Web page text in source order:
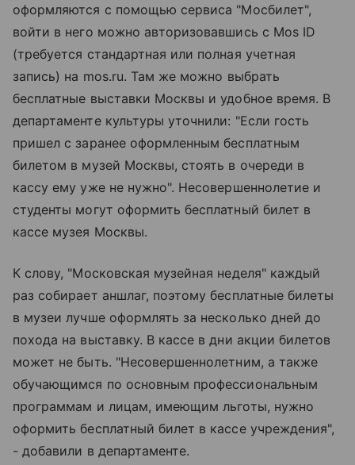
оформляются с помощью сервиса "Мосбилет",
войти в него можно авторизовавшись с Mos ID
(требуется стандартная или полная учетная
запись) на mos.ru. Там же можно выбрать
бесплатные выставки Москвы и удобное время. В
департаменте культуры уточнили: "Если гость
пришел с заранее оформленным бесплатным
билетом в музей Москвы, стоять в очереди в
кассу ему уже не нужно". Несовершеннолетие и
студенты могут оформить бесплатный билет в
кассе музея Москвы.
К слову, "Московская музейная неделя" каждый
раз собирает аншлаг, поэтому бесплатные билеты
в музеи лучше оформлять за несколько дней до
похода на выставку. В кассе в дни акции билетов
может не быть. "Несовершеннолетним, а также
обучающимся по основным профессиональным
программам и лицам, имеющим льготы, нужно
оформить бесплатный билет в кассе учреждения",
- добавили в департаменте.